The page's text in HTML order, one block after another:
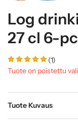
Log
27 cl 6-pc
(1)
Tuote on poistettu
Tuote Kuvaus